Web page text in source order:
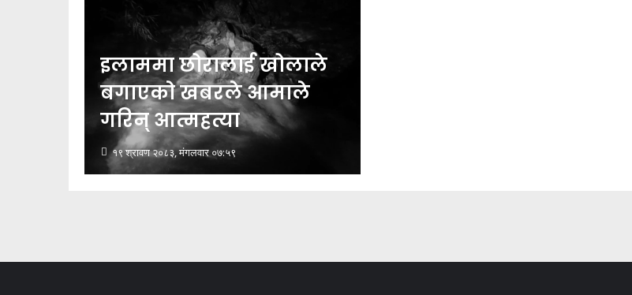
इलाममा छोरालाई खोलाले
बगाएकाे खबरले आमाले
गरिन् आत्महत्या
१९ श्रावण २०८३, मंगलवार ०७:५९